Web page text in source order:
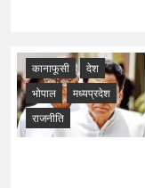
कानाफूसी
देश
भोपाल
मध्यप्रदेश
राजनीति